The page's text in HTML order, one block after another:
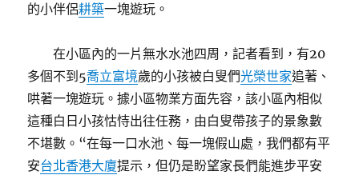
的小伴侶耕築一塊遊玩。
在小區內的一片無水水池四周，記者看到，有20
多個不到5喬立富境歲的小孩被白叟們光榮世家追著、
哄著一塊遊玩。據小區物業方面先容，該小區內相似
這種白日小孩怙恃出往任務，由白叟帶孩子的景象數
不堪數。“在每一口水池、每一塊假山處，我們都有平
安台北香港大廈提示，但仍是盼望家長們能進步平安